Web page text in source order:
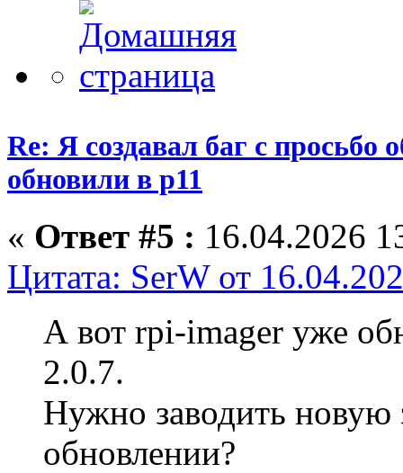
Re: Я создавал баг с просьбо
обновили в p11
« Ответ #5 : 16.04.2026
Цитата: SerW от
А вот rpi-imager уже
2.0.7.
Нужно заводить новую
обновлении?